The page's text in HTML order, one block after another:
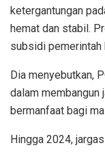
ketergantungan
hemat dan stabil.
subsidi pemerintah
Dia menyebutkan,
dalam membangun
bermanfaat bagi
Hingga 2024,